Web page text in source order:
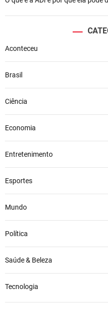
Aconteceu
Brasil
Ciência
Economia
Entretenimento
Esportes
Mundo
Política
Saúde & Beleza
Tecnologia